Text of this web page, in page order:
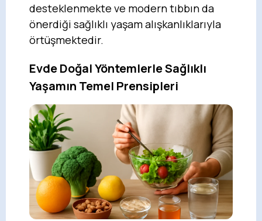
desteklenmekte ve modern tıbbın da
önerdiği sağlıklı yaşam alışkanlıklarıyla
örtüşmektedir.
Evde Doğal Yöntemlerle Sağlıklı
Yaşamın Temel Prensipleri